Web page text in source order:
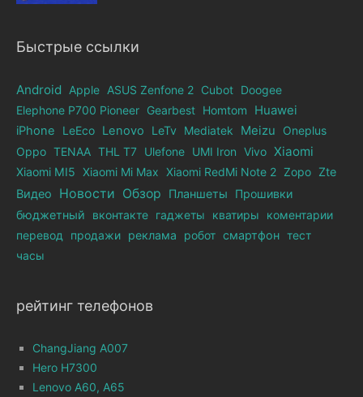
Быстрые ссылки
Android Apple ASUS Zenfone 2 Cubot Doogee
Elephone Р700 Pioneer Gearbest Homtom
Huawei
iPhone
LeEco Lenovo LeTv Mediatek Meizu
Oneplus
Oppo TENAA THL T7 Ulefone UMI Iron Vivo Xiaomi
Xiaomi MI5 Xiaomi Mi Max Xiaomi RedMi Note 2 Zopo Zte
Видео Новости Обзор Планшеты
Прошивки
бюджетный
вконтакте гаджеты кватиры
коментарии
перевод продажи реклама робот смартфон тест
часы
рейтинг телефонов
ChangJiang A007
Hero H7300
Lenovo A60, A65